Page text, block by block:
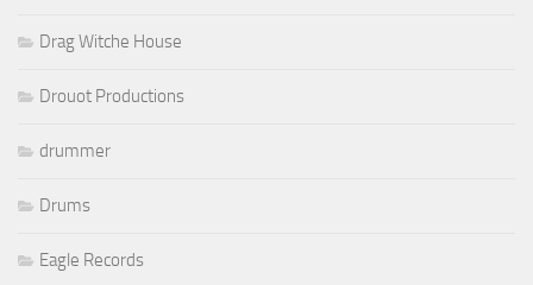
Drag Witche House
Drouot Productions
drummer
Drums
Eagle Records